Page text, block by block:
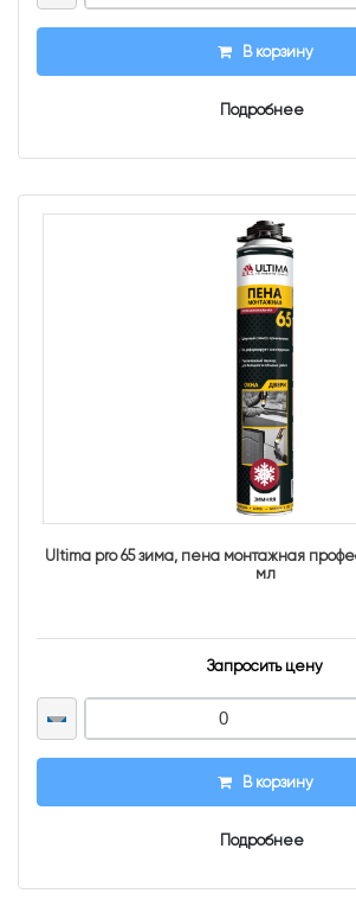
В корзину
Подробнее
Ultima pro 65 зима, пена монтажная
мл
Запросить цену
В корзину
Подробнее